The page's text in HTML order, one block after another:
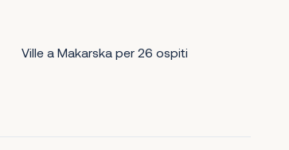
Ville a Makarska per 26 ospiti